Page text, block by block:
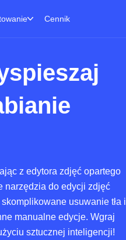
Cennik
z edytora zdjęć opartego
narzędzia do edycji zdjęć
usuwanie tła i
manualne edycje. Wgraj
sztucznej inteligencji!